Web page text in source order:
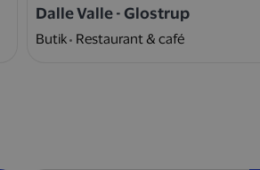
Dalle Valle - Glostrup
Butik Restaurant & café